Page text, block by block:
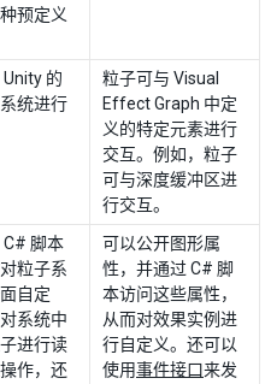
预定义
的
统进行
粒子可与 Visual
Effect Graph 中定
义的特定元素进行
交互。例如，粒子
可与深度缓冲区进
行交互。
C# 脚本
粒子系
自定
系统中
进行读
作，还
可以公开图形属
性，并通过 C# 脚
本访问这些属性，
从而对效果实例进
行自定义。还可以
使用事件接口来发